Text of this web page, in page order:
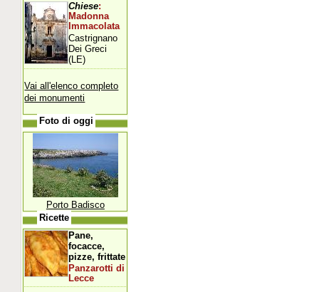
Chiese:
Madonna
Immacolata
Castrignano
Dei Greci
(LE)
Vai all'elenco completo
dei monumenti
Foto di oggi
Porto Badisco
Ricette
Pane,
focacce,
pizze, frittate
Panzarotti di
Lecce